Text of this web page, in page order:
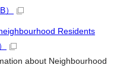
Residents
about Neighbourhood